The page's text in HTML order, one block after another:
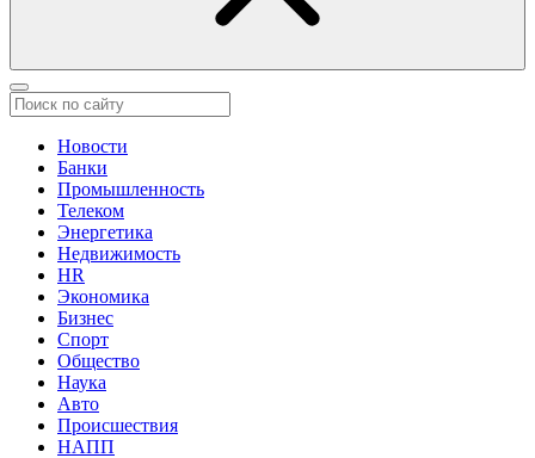
Новости
Банки
Промышленность
Телеком
Энергетика
Недвижимость
HR
Экономика
Бизнес
Спорт
Общество
Наука
Авто
Происшествия
НАПП